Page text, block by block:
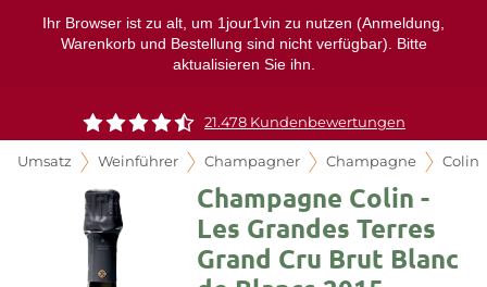
Ihr Browser ist zu alt, um 1jour1vin zu nutzen (Anmeldung,
Warenkorb und Bestellung sind nicht verfügbar). Bitte
aktualisieren Sie ihn.
21.478 Kundenbewertungen
Umsatz Weinführer Champagner Champagne Colin
Champagne Colin -
Les Grandes Terres
Grand Cru Brut Blanc